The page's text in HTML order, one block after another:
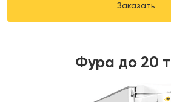
Заказать
Фура до 20